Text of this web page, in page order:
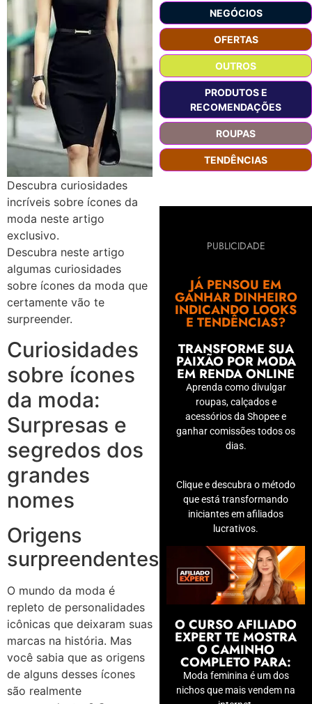
Descubra curiosidades
incríveis sobre ícones da
moda neste artigo
exclusivo.
Descubra neste artigo
algumas curiosidades
sobre ícones da moda que
certamente vão te
surpreender.
Curiosidades
sobre ícones
da moda:
Surpresas e
segredos dos
grandes
nomes
Origens
surpreendentes
O mundo da moda é
repleto de personalidades
icônicas que deixaram suas
marcas na história. Mas
você sabia que as origens
de alguns desses ícones
são realmente
NEGÓCIOS
OFERTAS
OUTROS
PRODUTOS E
RECOMENDAÇÕES
ROUPAS
TENDÊNCIAS
PUBLICIDADE
JÁ PENSOU EM
GANHAR DINHEIRO
INDICANDO LOOKS
E TENDÊNCIAS?
TRANSFORME SUA
PAIXÃO POR MODA
EM RENDA ONLINE
Aprenda como divulgar
roupas, calçados e
acessórios da Shopee e
ganhar comissões todos os
dias.
Clique e descubra o método
que está transformando
iniciantes em afiliados
lucrativos.
O CURSO AFILIADO
EXPERT TE MOSTRA
O CAMINHO
COMPLETO PARA:
Moda feminina é um dos
nichos que mais vendem na